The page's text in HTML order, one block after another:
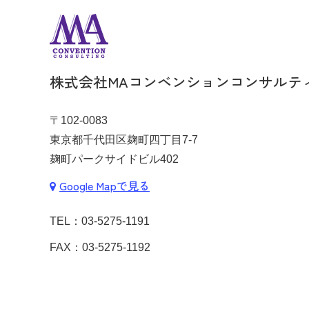
株式会社MAコンベンションコンサルテ
〒102-0083
東京都千代田区麹町四丁目7-7
麹町パークサイドビル402
Google Mapで見る
TEL： 03-5275-1191
FAX：03-5275-1192